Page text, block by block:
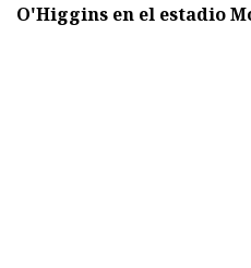
O'Higgins en el estadio